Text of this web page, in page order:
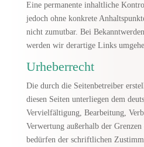
Eine permanente inhaltliche
jedoch ohne konkrete
nicht zumutbar. Bei
werden wir derartige Links
Urheberrecht
Die durch die Seitenbetreiber
diesen Seiten unterliegen dem
Vervielfältigung, Bearbeitung,
Verwertung außerhalb der Grenzen
bedürfen der schriftlichen